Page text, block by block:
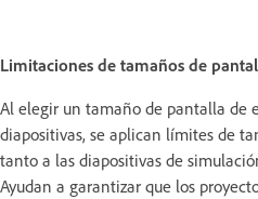
Limitaciones de tamaños de
Al elegir un tamaño de pantalla de
diapositivas, se aplican límites de
tanto a las diapositivas de
Ayudan a garantizar que los